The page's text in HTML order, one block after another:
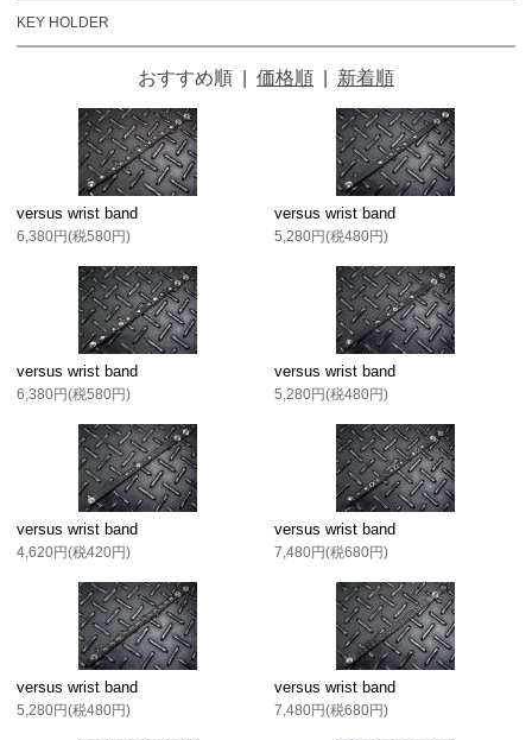
KEY HOLDER
おすすめ順 価格順 新着順
versus wrist band
6,380円(税580円)
versus wrist band
5,280円(税480円)
versus wrist band
6,380円(税580円)
versus wrist band
5,280円(税480円)
versus wrist band
4,620円(税420円)
versus wrist band
7,480円(税680円)
versus wrist band
5,280円(税480円)
versus wrist band
7,480円(税680円)